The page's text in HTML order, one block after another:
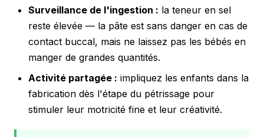
Surveillance de l'ingestion : la teneur en sel
reste élevée — la pâte est sans danger en cas de
contact buccal, mais ne laissez pas les bébés en
manger de grandes quantités.
Activité partagée : impliquez les enfants dans la
fabrication dès l'étape du pétrissage pour
stimuler leur motricité fine et leur créativité.